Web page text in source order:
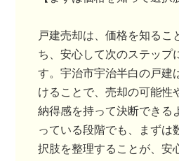
戸建売却は、価格を知るこ
ち、安心して次のステップ
す。宇治市宇治半白の戸建
けることで、売却の可能性
納得感を持って決断できる
っている段階でも、まずは
択肢を整理することが、安